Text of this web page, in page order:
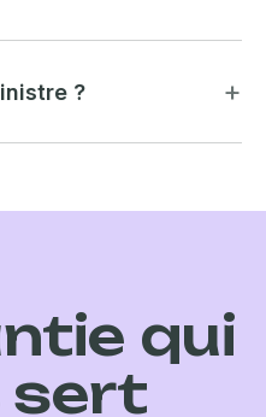
?
qui
sert